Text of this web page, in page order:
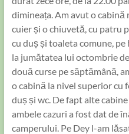
dimineața. Am avut o
cuier și o chiuvetă, cu patru
cu duș și toaleta comune,
la jumătatea lui octombrie
două curse pe săptămână,
o cabină la nivel superior cu
duș și wc. De fapt alte
ambele cazuri a fost dat de
camperului. Pe Dey l-am